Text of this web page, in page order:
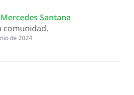
Santana
comunidad.
de 2024